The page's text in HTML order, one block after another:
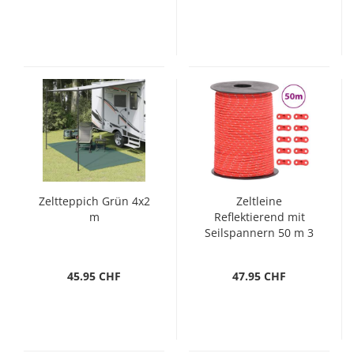
Zeltteppich Grün 4x2
m
45.95 CHF
Zeltleine
Reflektierend mit
Seilspannern 50 m 3
47.95 CHF